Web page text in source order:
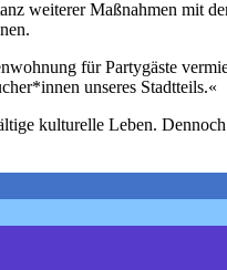
weiterer Maßnahmen mit
für Partygäste
unseres Stadtteils.«
kulturelle Leben.